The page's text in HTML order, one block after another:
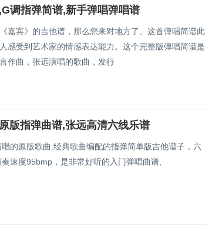
调指弹简谱,新手弹唱弹唱谱
嘉宾》的吉他谱，那么您来对地方了。这首弹唱简谱此
感受到艺术家的情感表达能力。这个完整版弹唱简谱是
作曲，张远演唱的歌曲，发行
版指弹曲谱,张远高清六线乐谱
的原版歌曲,经典歌曲编配的指弹简单版吉他谱子，六
速度95bmp，是非常好听的入门弹唱曲谱,